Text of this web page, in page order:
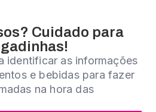
Cuidado para
identificar as informações
e bebidas para fazer
na hora das